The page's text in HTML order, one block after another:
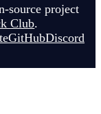
source project
Club.
GitHubDiscord